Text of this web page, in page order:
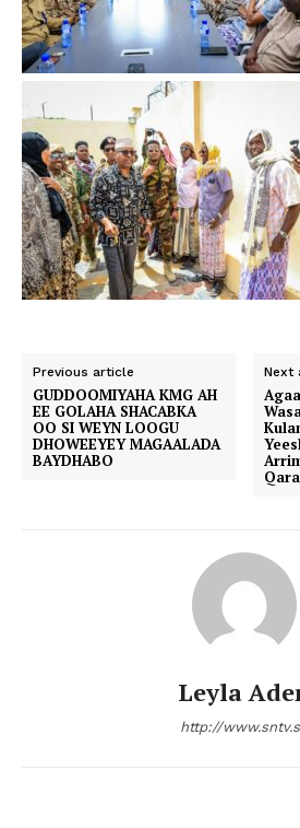
Previous article
GUDDOOMIYAHA KMG AH
EE GOLAHA SHACABKA
OO SI WEYN LOOGU
DHOWEEYEY MAGAALADA
BAYDHABO
Next
Leyla
http://